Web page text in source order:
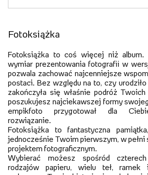
Fotoksiążka
Fotoksiążka to coś więcej niż album.
wymiar prezentowania fotografii w
pozwala zachować najcenniejsze
postaci. Bez względu na to, czy
zakończyła się właśnie podróż
poszukujesz najciekawszej formy
empikfoto przygotował dla
rozwiązanie.
Fotoksiążka to fantastyczna
jednocześnie Twoim pierwszym, w pełni
projektem fotograficznym.
Wybierać możesz spośród
rodzajów papieru, wielu teł, ramek